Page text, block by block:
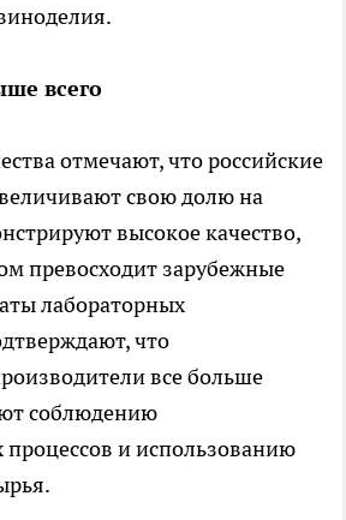
всего
отмечают, что российские
свою долю на
высокое качество,
превосходит зарубежные
лабораторных
что
все больше
соблюдению
процессов и использованию